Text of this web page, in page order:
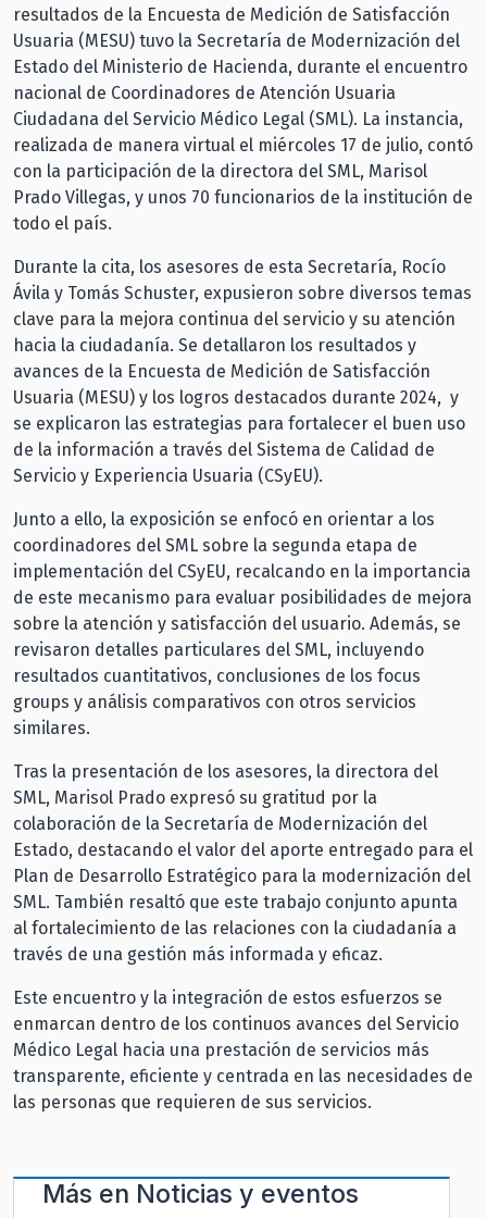
resultados de la Encuesta de Medición de Satisfacción
Usuaria (MESU) tuvo la Secretaría de Modernización del
Estado del Ministerio de Hacienda, durante el encuentro
nacional de Coordinadores de Atención Usuaria
Ciudadana del Servicio Médico Legal (SML). La instancia,
realizada de manera virtual el miércoles 17 de julio, contó
con la participación de la directora del SML, Marisol
Prado Villegas, y unos 70 funcionarios de la institución de
todo el país.
Durante la cita, los asesores de esta Secretaría, Rocío
Ávila y Tomás Schuster, expusieron sobre diversos temas
clave para la mejora continua del servicio y su atención
hacia la ciudadanía. Se detallaron los resultados y
avances de la Encuesta de Medición de Satisfacción
Usuaria (MESU) y los logros destacados durante 2024, y
se explicaron las estrategias para fortalecer el buen uso
de la información a través del Sistema de Calidad de
Servicio y Experiencia Usuaria (CSyEU).
Junto a ello, la exposición se enfocó en orientar a los
coordinadores del SML sobre la segunda etapa de
implementación del CSyEU, recalcando en la importancia
de este mecanismo para evaluar posibilidades de mejora
sobre la atención y satisfacción del usuario. Además, se
revisaron detalles particulares del SML, incluyendo
resultados cuantitativos, conclusiones de los focus
groups y análisis comparativos con otros servicios
similares.
Tras la presentación de los asesores, la directora del
SML, Marisol Prado expresó su gratitud por la
colaboración de la Secretaría de Modernización del
Estado, destacando el valor del aporte entregado para el
Plan de Desarrollo Estratégico para la modernización del
SML. También resaltó que este trabajo conjunto apunta
al fortalecimiento de las relaciones con la ciudadanía a
través de una gestión más informada y eficaz.
Este encuentro y la integración de estos esfuerzos se
enmarcan dentro de los continuos avances del Servicio
Médico Legal hacia una prestación de servicios más
transparente, eficiente y centrada en las necesidades de
las personas que requieren de sus servicios.
Más en Noticias y eventos